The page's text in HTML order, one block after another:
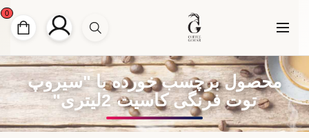
0
محصول برچسب خورده با "سیروپ
توت فرنگی کاسیت 2لیتری"